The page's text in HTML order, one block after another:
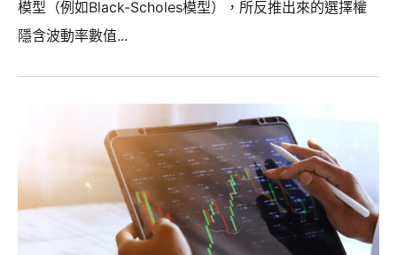
模型（例如Black-Scholes模型），所反推出來的選擇權
隱含波動率數值...